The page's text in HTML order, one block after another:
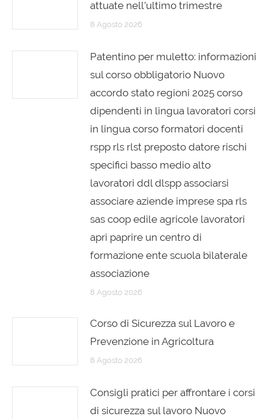
attuate nell’ultimo trimestre
8 Agosto 2026
Patentino per muletto: informazioni
sul corso obbligatorio Nuovo
accordo stato regioni 2025 corso
dipendenti in lingua lavoratori corsi
in lingua corso formatori docenti
rspp rls rlst preposto datore rischi
specifici basso medio alto
lavoratori ddl dlspp associarsi
associare aziende imprese spa rls
sas coop edile agricole lavoratori
apri paprire un centro di
formazione ente scuola bilaterale
associazione
8 Agosto 2026
Corso di Sicurezza sul Lavoro e
Prevenzione in Agricoltura
8 Agosto 2026
Consigli pratici per affrontare i corsi
di sicurezza sul lavoro Nuovo